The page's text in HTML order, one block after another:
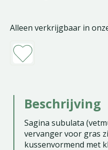
Alleen verkrijgbaar in
Beschrijving
Sagina subulata
vervanger voor gras
kussenvormend met